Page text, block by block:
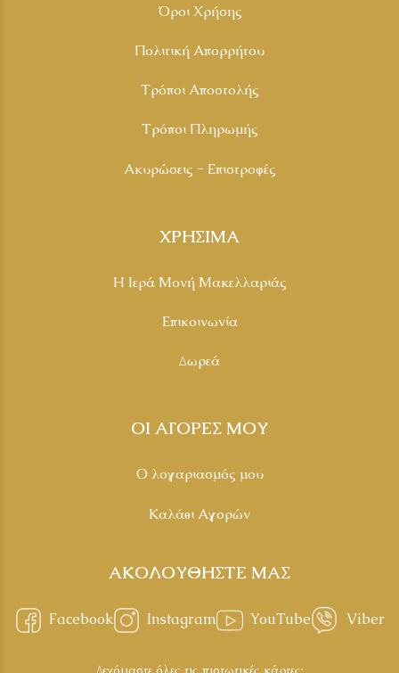
Όροι Χρήσης
Πολιτική Απορρήτου
Τρόποι Αποστολής
Τρόποι Πληρωμής
Ακυρώσεις - Επιστροφές
ΧΡΗΣΙΜΑ
Η Ιερά Μονή Μακελλαριάς
Επικοινωνία
Δωρεά
ΟΙ ΑΓΟΡΕΣ ΜΟΥ
Ο λογαριασμός μου
Καλάθι Αγορών
ΑΚΟΛΟΥΘΗΣΤΕ ΜΑΣ
Facebook Instagram YouTube Viber